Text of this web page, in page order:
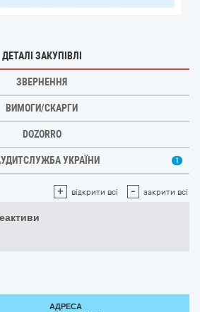
ДЕТАЛІ ЗАКУПІВЛІ
ЗВЕРНЕННЯ
ВИМОГИ/СКАРГИ
DOZORRO
УКРАЇНИ 1
+ відкрити всі - закрити всі
АДРЕСА